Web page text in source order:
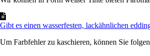
Gibt es einen wasserfesten, lackähnlichen
Um Farbfehler zu kaschieren, können Sie